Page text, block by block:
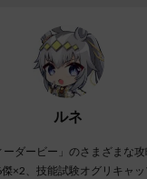
ルネ
ーダービー」のさまざまな
×2、技能試験オグリキャ